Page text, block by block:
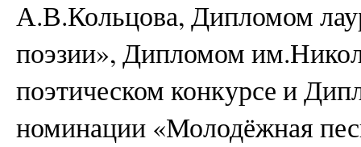
А.В.Кольцова, Дипломом
поэзии», Дипломом
поэтическом конкурсе и
номинации «Молодёжная